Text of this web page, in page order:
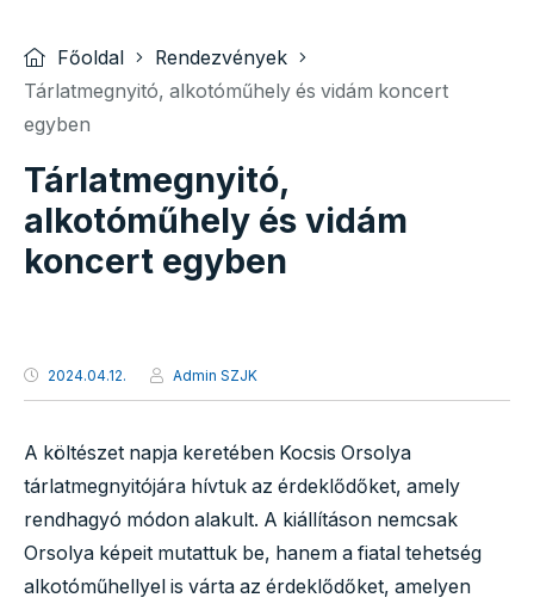
Főoldal
Rendezvények
Tárlatmegnyitó, alkotóműhely és vidám koncert
egyben
Tárlatmegnyitó,
alkotóműhely és vidám
koncert egyben
2024.04.12. Admin SZJK
A költészet napja keretében Kocsis Orsolya
tárlatmegnyitójára hívtuk az érdeklődőket, amely
rendhagyó módon alakult. A kiállításon nemcsak
Orsolya képeit mutattuk be, hanem a fiatal tehetség
alkotóműhellyel is várta az érdeklődőket, amelyen